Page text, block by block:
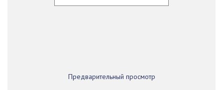
Предварительный просмотр